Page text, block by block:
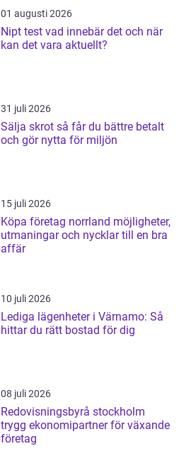
01 augusti 2026
Nipt test vad innebär det och när
kan det vara aktuellt?
31 juli 2026
Sälja skrot så får du bättre betalt
och gör nytta för miljön
15 juli 2026
Köpa företag norrland möjligheter,
utmaningar och nycklar till en bra
affär
10 juli 2026
Lediga lägenheter i Värnamo: Så
hittar du rätt bostad för dig
08 juli 2026
Redovisningsbyrå stockholm
trygg ekonomipartner för växande
företag